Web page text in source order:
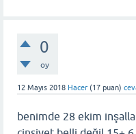
0
oy
12 Mayıs 2018 Hacer (17 puan)
benimde 28 ekim